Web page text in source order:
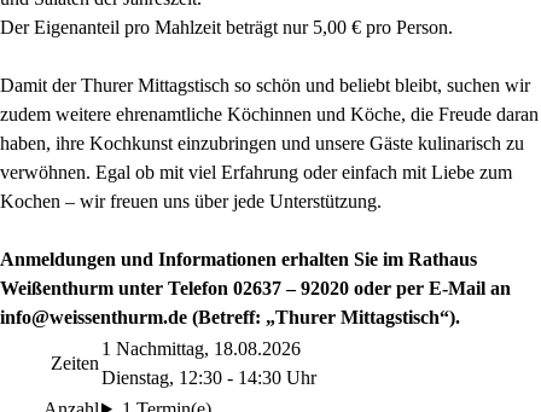
Der Eigenanteil pro Mahlzeit beträgt nur 5,00 € pro Person.
Damit der Thurer Mittagstisch so schön und beliebt bleibt, suchen wir
zudem weitere ehrenamtliche Köchinnen und Köche, die Freude daran
haben, ihre Kochkunst einzubringen und unsere Gäste kulinarisch zu
verwöhnen. Egal ob mit viel Erfahrung oder einfach mit Liebe zum
Kochen – wir freuen uns über jede Unterstützung.
Anmeldungen und Informationen erhalten Sie im Rathaus
Weißenthurm unter Telefon 02637 – 92020 oder per E-Mail an
info@weissenthurm.de (Betreff: „Thurer Mittagstisch“).
Zeiten
1 Nachmittag, 18.08.2026
Dienstag, 12:30 - 14:30 Uhr